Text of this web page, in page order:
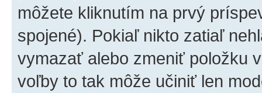
môžete kliknutím na prvý
spojené). Pokiaľ nikto zatiaľ
vymazať alebo zmeniť položku
voľby to tak môže učiniť len